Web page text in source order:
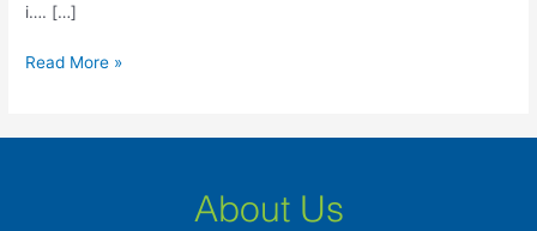
i…. […]
Read More »
About Us